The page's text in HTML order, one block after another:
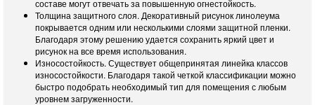
составе могут отвечать за повышенную огнестойкость.
Толщина защитного слоя. Декоративный рисунок линолеума
покрывается одним или несколькими слоями защитной пленки.
Благодаря этому решению удается сохранить яркий цвет и
рисунок на все время использования.
Износостойкость. Существует общепринятая линейка классов
износостойкости. Благодаря такой четкой классификации можно
быстро подобрать необходимый тип для помещения с любым
уровнем загруженности.